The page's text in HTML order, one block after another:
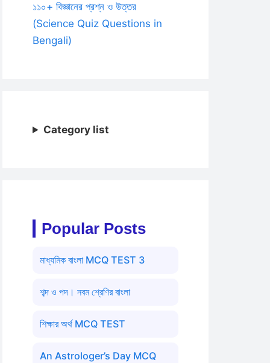
১১০+ বিজ্ঞানের প্রশ্ন ও উত্তর
(Science Quiz Questions in
Bengali)
Category list
Popular Posts
মাধ্যমিক বাংলা MCQ TEST 3
শব্দ ও পদ। নবম শ্রেণির বাংলা
শিক্ষার অর্থ MCQ TEST
An Astrologer’s Day MCQ